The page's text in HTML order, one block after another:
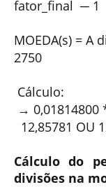
fator_ final ─ 1
MOEDA(s) =
2750
Cálculo:
→ 0,01814800
12,85781 OU
Cálculo do
divisões na